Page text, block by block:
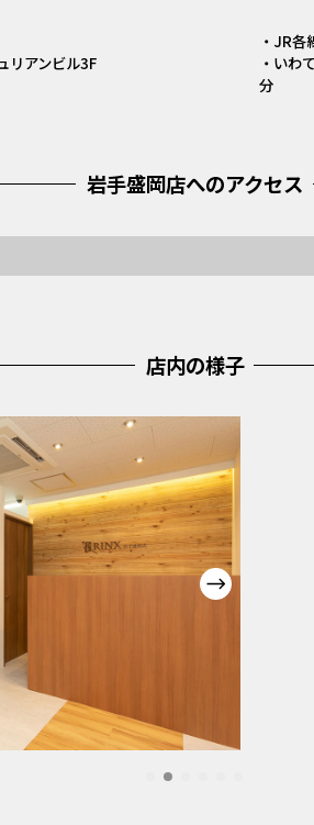
リアンビル3F
・JR各
・いわ
分
岩手盛岡店へのアクセス
店内の様子